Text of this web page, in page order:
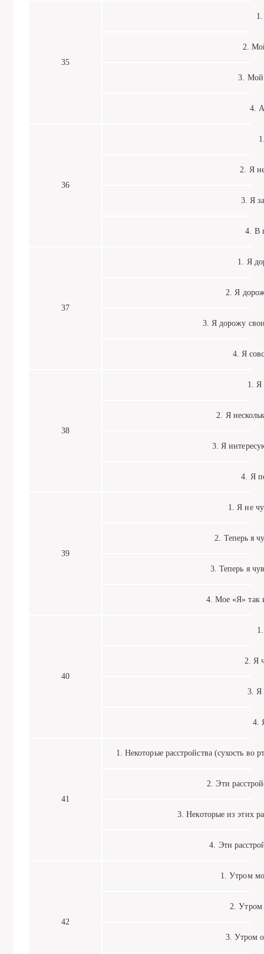
35
1.
2. Мой
3. Мой
4.
36
1.
2. Я
3. Я
4. В
37
1. Я
2. Я
3. Я дорожу
4. Я
38
1. Я
2. Я
3. Я
4. Я
39
1. Я не
2. Теперь я
3. Теперь я
4. Мое «Я» так
40
1.
2. Я
3. Я
4.
41
1. Некоторые расстройства (сухость во
2. Эти
3. Некоторые из этих
4. Эти
42
1. Утром
2. Утром
3. Утром